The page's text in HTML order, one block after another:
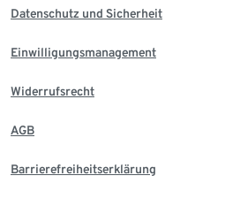
Datenschutz und Sicherheit
Einwilligungsmanagement
Widerrufsrecht
AGB
Barrierefreiheitserklärung